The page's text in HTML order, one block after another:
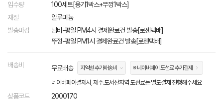
입수량
100세트[용기1박스+뚜껑1박스]
재질
알루미늄
발송마감
냄비-평일 PM4시 결제완료건 발송[로젠택배]
뚜껑-평일 PM1시 결제완료건 발송[로젠택배]
배송비 무료배송 지역별 추가배송비 ※ 네이버페이 도선료 추가결제
네이버페이결제시, 제주.도서산지역 도선료는 별도결제 진행해주세요
상품코드 2000170